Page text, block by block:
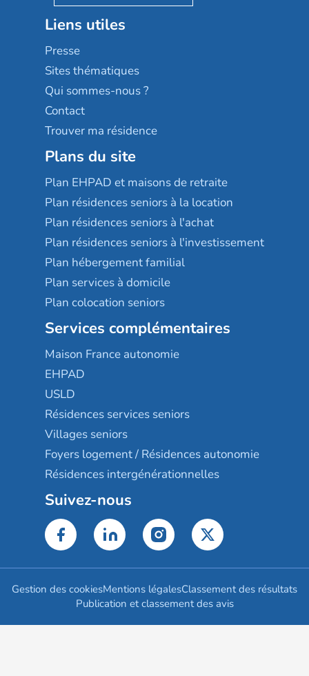
Stella management
Les villages d'or
Sérénys
Résidences services Villa Médicis
Groupe aplus
Liens utiles
Presse
Sites thématiques
Qui sommes-nous ?
Contact
Trouver ma résidence
Plans du site
Plan EHPAD et maisons de retraite
Plan résidences seniors à la location
Plan résidences seniors à l'achat
Plan résidences seniors à l'investissement
Plan hébergement familial
Plan services à domicile
Plan colocation seniors
Services complémentaires
Maison France autonomie
EHPAD
USLD
Résidences services seniors
Villages seniors
Foyers logement / Résidences autonomie
Résidences intergénérationnelles
Suivez-nous
Gestion des cookiesMentions légalesClassement des résultats
Publication et classement des avis